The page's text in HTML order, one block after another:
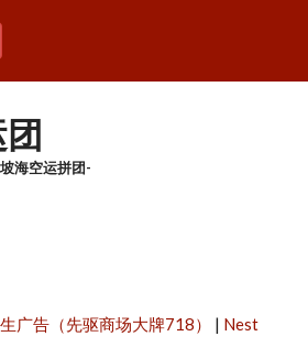
海空运拼团-
广告（先驱商场大牌718） | Nest